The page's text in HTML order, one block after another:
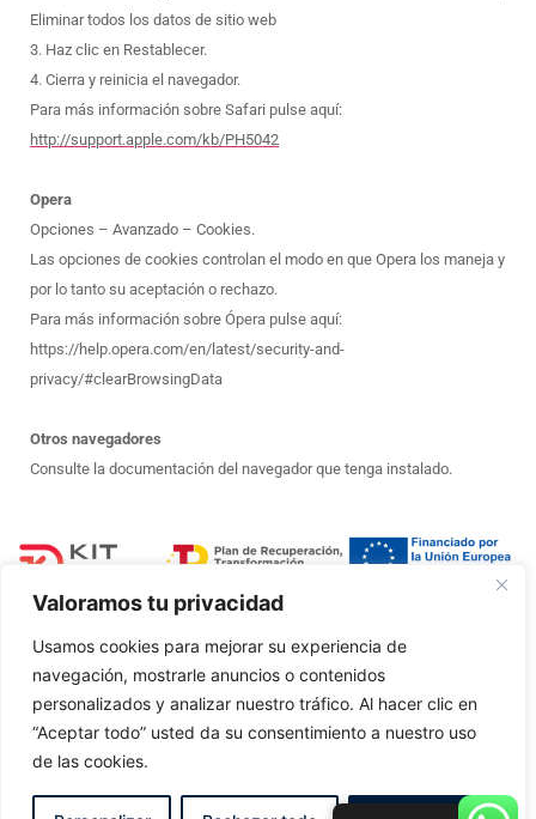
Valoramos tu privacidad
Usamos cookies para mejorar su experiencia de
navegación, mostrarle anuncios o contenidos
personalizados y analizar nuestro tráfico. Al hacer clic en
“Aceptar todo” usted da su consentimiento a nuestro uso
de las cookies.
Eliminar todos los datos de sitio web
3. Haz clic en Restablecer.
4. Cierra y reinicia el navegador.
Para más información sobre Safari pulse aquí:
http://support.apple.com/kb/PH5042
Opera
Opciones – Avanzado – Cookies.
Las opciones de cookies controlan el modo en que Opera los maneja y
por lo tanto su aceptación o rechazo.
Para más información sobre Ópera pulse aquí:
https://help.opera.com/en/latest/security-and-
privacy/#clearBrowsingData
Otros navegadores
Consulte la documentación del navegador que tenga instalado.
Accesibilidad Aviso Legal Politica de Cookies
Diseño web realizado por RK Informatika